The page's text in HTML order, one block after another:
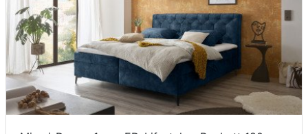
Letz-
Deals